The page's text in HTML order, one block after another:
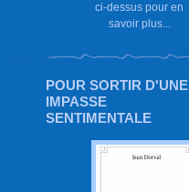
ci-dessus pour en
savoir plus...
POUR SORTIR D'UNE
IMPASSE
SENTIMENTALE